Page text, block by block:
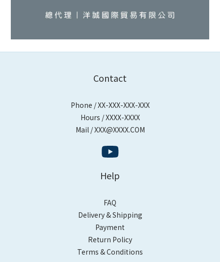
Contact
Phone / XX-XXX-XXX-XXX
Hours / XXXX-XXXX
Mail / XXX@XXXX.COM
Help
FAQ
Delivery & Shipping
Payment
Return Policy
Terms & Conditions